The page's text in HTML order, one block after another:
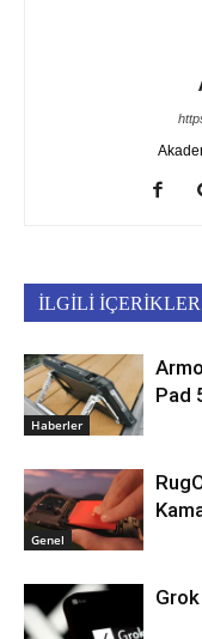
İLGİLİ İÇERİKLER
Haberler
Pad
Genel